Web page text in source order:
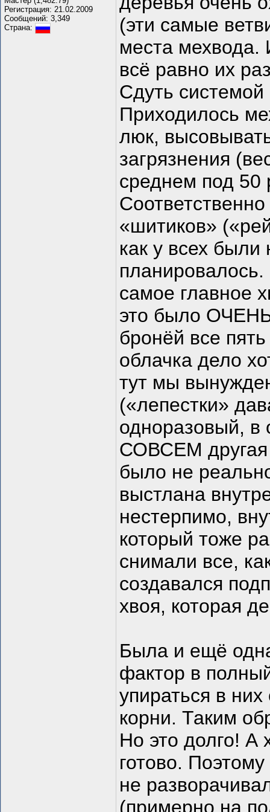
Регистрация: 21.02.2009
Сообщений: 3,349
Страна:
(эти самые
места мехвода.
всё равно их
Сдуть
Приходилось
люк,
загрязнения
среднем под
«шитиков»
как у всех
самое главное
это было
бронёй все
облачка дело
тут мы
(«лепестки»
одноразовый, в
СОВСЕМ
было не
выстлана
нестерпимо,
который тоже
снимали все,
создавался
хвоя, которая
Была и ещё
фактор в
упираться в
корни. Таким
Но это долго! А
готово.
не
(примерно на